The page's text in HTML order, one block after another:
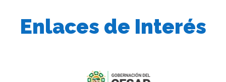
Enlaces de Interés